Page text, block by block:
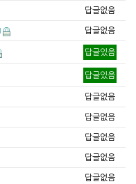
답글없음
답글없음
답글있음
답글있음
답글없음
답글없음
답글없음
답글없음
답글없음